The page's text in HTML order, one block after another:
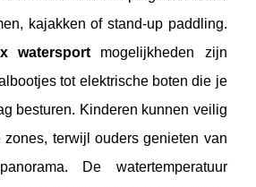
kajakken of stand-up paddling.
watersport mogelijkheden zijn
tot elektrische boten die je
besturen. Kinderen kunnen veilig
terwijl ouders genieten van
De watertemperatuur